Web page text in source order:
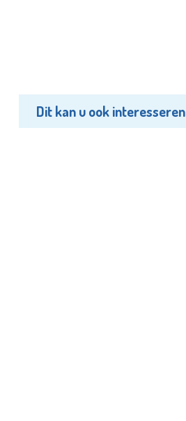
Dit kan u ook interesseren